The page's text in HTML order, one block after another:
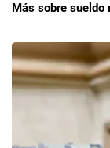
Más sobre sueldo